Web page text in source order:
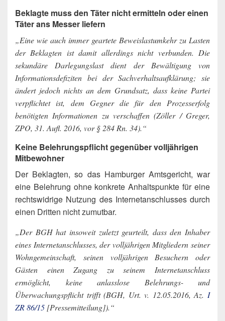
Beklagte muss den Täter nicht ermitteln oder einen
Täter ans Messer liefern
„Eine wie auch immer geartete Beweislastumkehr zu Lasten
der Beklagten ist damit allerdings nicht verbunden. Die
sekundäre Darlegungslast dient der Bewältigung von
Informationsdefiziten bei der Sachverhaltsaufklärung; sie
ändert jedoch nichts an dem Grundsatz, dass keine Partei
verpflichtet ist, dem Gegner die für den Prozesserfolg
benötigten Informationen zu verschaffen (Zöller / Greger,
ZPO, 31. Aufl. 2016, vor § 284 Rn. 34).“
Keine Belehrungspflicht gegenüber volljährigen
Mitbewohner
Der Beklagten, so das Hamburger Amtsgericht, war
eine Belehrung ohne konkrete Anhaltspunkte für eine
rechtswidrige Nutzung des Internetanschlusses durch
einen Dritten nicht zumutbar.
„Der BGH hat insoweit zuletzt geurteilt, dass den Inhaber
eines Internetanschlusses, der volljährigen Mitgliedern seiner
Wohngemeinschaft, seinen volljährigen Besuchern oder
Gästen einen Zugang zu seinem Internetanschluss
ermöglicht, keine anlasslose Belehrungs- und
Überwachungspflicht trifft (BGH, Urt. v. 12.05.2016, Az. I
ZR 86/15 [Pressemitteilung]).“